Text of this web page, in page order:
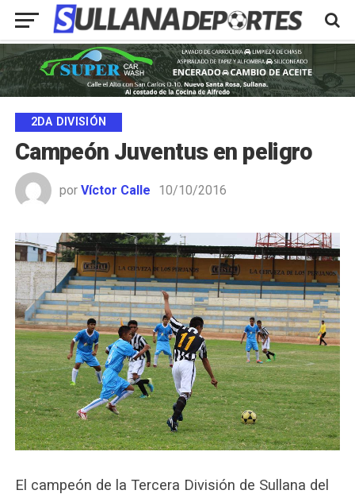
2DA DIVISIÓN
Campeón Juventus en peligro
por Víctor Calle 10/10/2016
El campeón de la Tercera División de Sullana del